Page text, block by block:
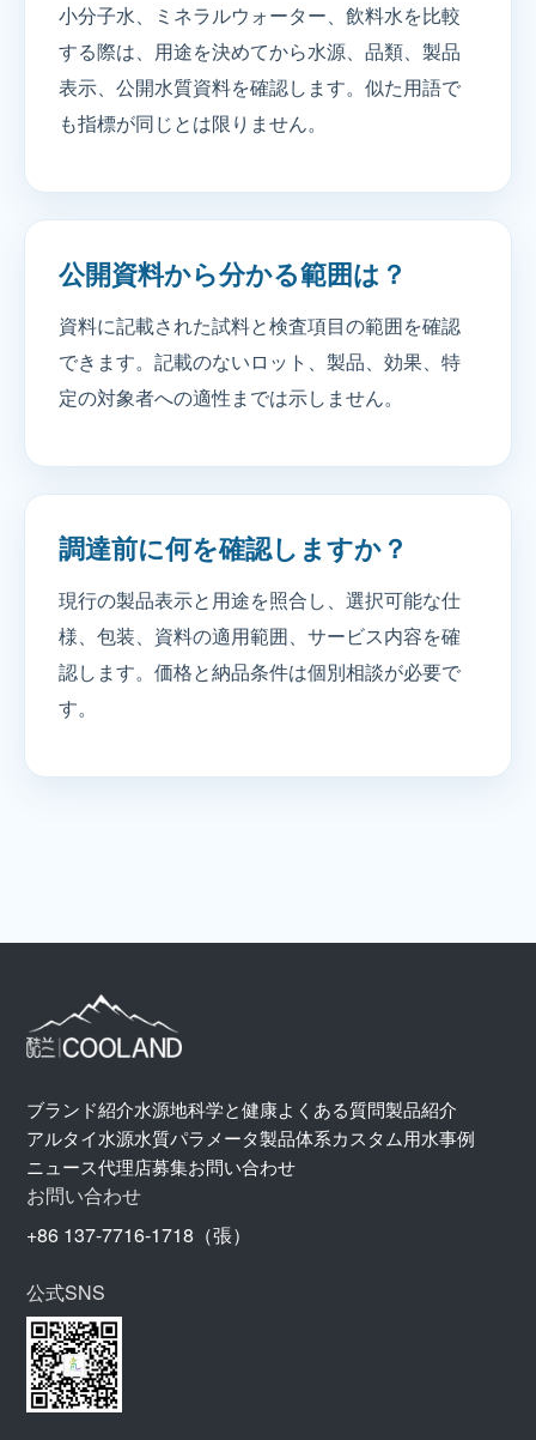
小分子水、ミネラルウォーター、飲料水を比較
する際は、用途を決めてから水源、品類、製品
表示、公開水質資料を確認します。似た用語で
も指標が同じとは限りません。
公開資料から分かる範囲は？
資料に記載された試料と検査項目の範囲を確認
できます。記載のないロット、製品、効果、特
定の対象者への適性までは示しません。
調達前に何を確認しますか？
現行の製品表示と用途を照合し、選択可能な仕
様、包装、資料の適用範囲、サービス内容を確
認します。価格と納品条件は個別相談が必要で
す。
ブランド紹介水源地科学と健康よくある質問製品紹介
アルタイ水源水質パラメータ製品体系カスタム用水事例
ニュース代理店募集お問い合わせ
お問い合わせ
+86 137-7716-1718（張）
公式SNS